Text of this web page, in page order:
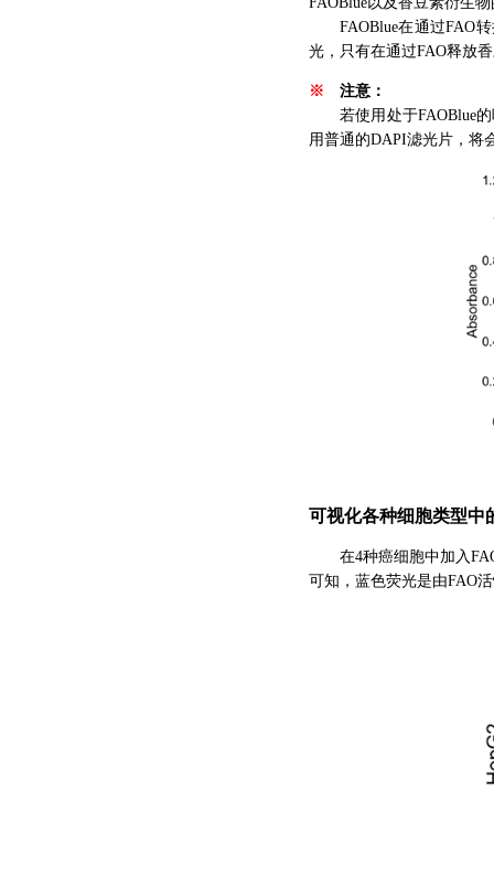
FAOBlue在通过FAO
光，只有在通过FAO释放
※ 注意：
若使用处于FAOBlue
用普通的DAPI滤光片，将
可视化各种细胞类型中
在4种癌细胞中加入
可知，蓝色荧光是由FAO